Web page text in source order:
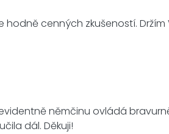
cenných zkušeností. Držím
němčinu ovládá
dál. Děkuji!